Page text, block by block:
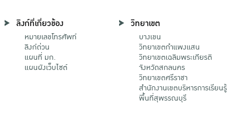
ลิงก์ที่เกี่ยวข้อง
หมายเลขโทรศัพท์
ลิงก์ด่วน
แผนที่ มก.
แผนผังเว็บไซต์
วิทยาเขต
บางเขน
วิทยาเขตกําแพงแสน
วิทยาเขตเฉลิมพระเกียรติ
จังหวัดสกลนคร
วิทยาเขตศรีราชา
สำนักงานเขตบริหารการเรียนรู้
พื้นที่สุพรรณบุรี